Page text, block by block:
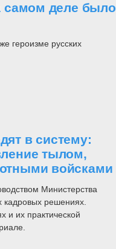
самом деле было
героизме русских
в систему:
тылом,
войсками
Министерства
кадровых решениях.
и их практической